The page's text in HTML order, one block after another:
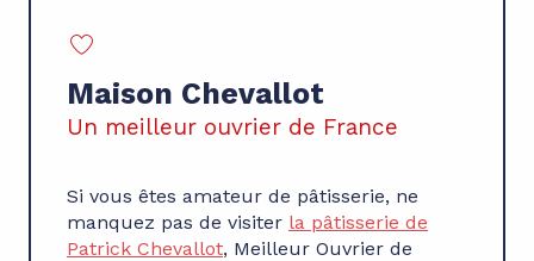
Maison Chevallot
Un meilleur ouvrier de France
Si vous êtes amateur de pâtisserie, ne
manquez pas de visiter la pâtisserie de
Patrick Chevallot, Meilleur Ouvrier de